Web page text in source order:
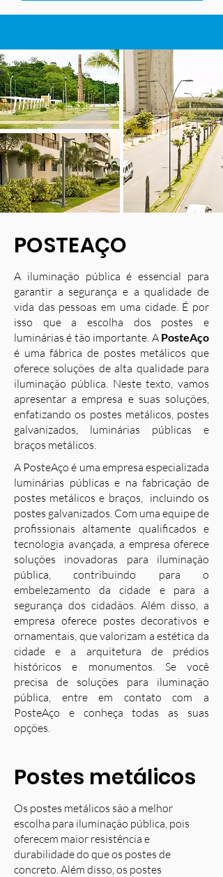
POSTEAÇO
A iluminação pública é essencial para
garantir a segurança e a qualidade de
vida das pessoas em uma cidade. É por
isso que a escolha dos postes e
luminárias é tão importante. A PosteAço
é uma fábrica de postes metálicos que
oferece soluções de alta qualidade para
iluminação pública. Neste texto, vamos
apresentar a empresa e suas soluções,
enfatizando os postes metálicos, postes
galvanizados, luminárias públicas e
braços metálicos.
A PosteAço é uma empresa especializada
luminárias públicas e na fabricação de
postes metálicos e braços, incluindo os
postes galvanizados. Com uma equipe de
profissionais altamente qualificados e
tecnologia avançada, a empresa oferece
soluções inovadoras para iluminação
pública, contribuindo para o
embelezamento da cidade e para a
segurança dos cidadãos. Além disso, a
empresa oferece postes decorativos e
ornamentais, que valorizam a estética da
cidade e a arquitetura de prédios
históricos e monumentos. Se você
precisa de soluções para iluminação
pública, entre em contato com a
PosteAço e conheça todas as suas
opções.
Postes metálicos
Os postes metálicos são a melhor
escolha para iluminação pública, pois
oferecem maior resistência e
durabilidade do que os postes de
concreto. Além disso, os postes